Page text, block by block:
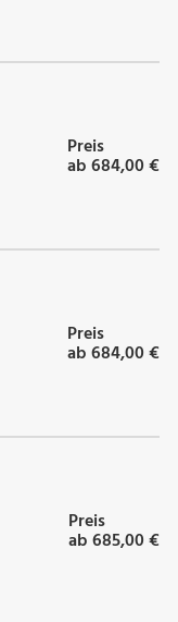
Preis
ab 684,00 €
Preis
ab 684,00 €
Preis
ab 685,00 €